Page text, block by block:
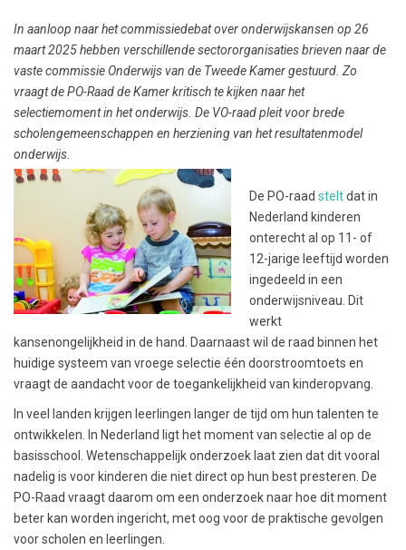
In aanloop naar het commissiedebat over onderwijskansen op 26
maart 2025 hebben verschillende sectororganisaties brieven naar de
vaste commissie Onderwijs van de Tweede Kamer gestuurd. Zo
vraagt de PO-Raad de Kamer kritisch te kijken naar het
selectiemoment in het onderwijs. De VO-raad pleit voor brede
scholengemeenschappen en herziening van het resultatenmodel
onderwijs.
De PO-raad steltdat in
Nederland kinderen
onterecht al op 11- of
12-jarige leeftijd worden
ingedeeld in een
onderwijsniveau. Dit
werkt
kansenongelijkheid in de hand. Daarnaast wil de raad binnen het
huidige systeem van vroege selectie één doorstroomtoets en
vraagt de aandacht voor de toegankelijkheid van kinderopvang.
In veel landen krijgen leerlingen langer de tijd om hun talenten te
ontwikkelen. In Nederland ligt het moment van selectie al op de
basisschool. Wetenschappelijk onderzoek laat zien dat dit vooral
nadelig is voor kinderen die niet direct op hun best presteren. De
PO-Raad vraagt daarom om een onderzoek naar hoe dit moment
beter kan worden ingericht, met oog voor de praktische gevolgen
voor scholen en leerlingen.